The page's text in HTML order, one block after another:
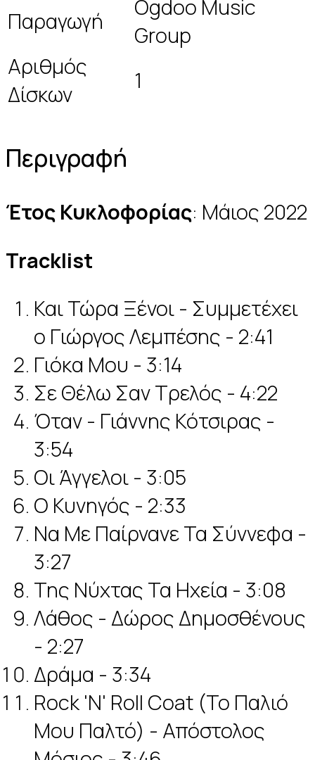
Παραγωγή
Ogdoo Music
Group
Αριθμός
Δίσκων
1
Περιγραφή
Έτος Κυκλοφορίας: Μάιος 2022
Tracklist
Και Τώρα Ξένοι - Συμμετέχει
ο Γιώργος Λεμπέσης - 2:41
Γιόκα Μου - 3:14
Σε Θέλω Σαν Τρελός - 4:22
Όταν - Γιάννης Κότσιρας -
3:54
Οι Άγγελοι - 3:05
Ο Κυνηγός - 2:33
Να Με Παίρνανε Τα Σύννεφα -
3:27
Της Νύχτας Τα Ηχεία - 3:08
Λάθος - Δώρος Δημοσθένους
- 2:27
Δράμα - 3:34
Rock 'N' Roll Coat (Το Παλιό
Μου Παλτό) - Απόστολος